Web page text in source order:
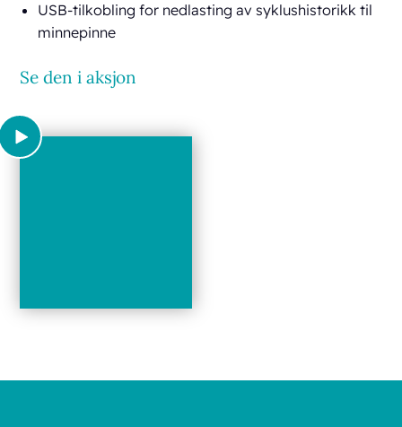
USB-tilkobling for nedlasting av syklushistorikk til
minnepinne
Se den i aksjon